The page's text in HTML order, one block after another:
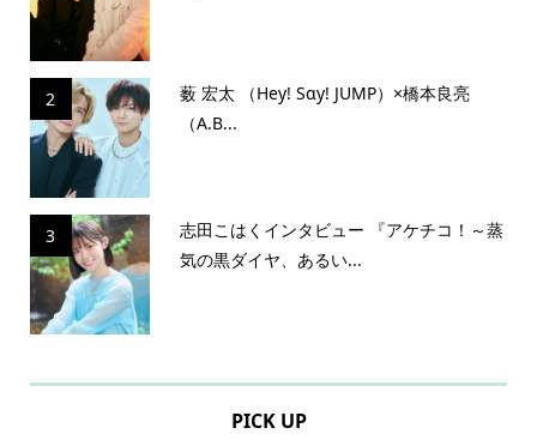
2
薮 宏太 （Hey! Sɑy! JUMP）×橋本良亮
（A.B...
3
志田こはくインタビュー 『アケチコ！～蒸
気の黒ダイヤ、あるい...
PICK UP